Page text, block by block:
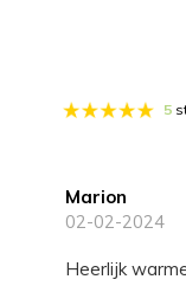
5
Marion
02-02-2024
Heerlijk